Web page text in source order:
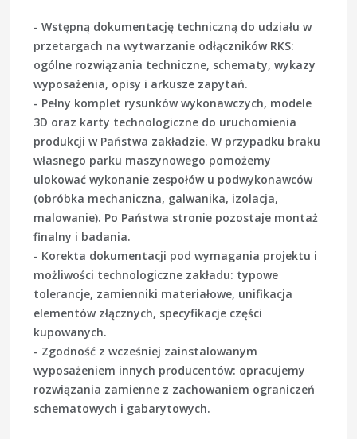
- Wstępną dokumentację techniczną do udziału w
przetargach na wytwarzanie odłączników RKS:
ogólne rozwiązania techniczne, schematy, wykazy
wyposażenia, opisy i arkusze zapytań.
- Pełny komplet rysunków wykonawczych, modele
3D oraz karty technologiczne do uruchomienia
produkcji w Państwa zakładzie. W przypadku braku
własnego parku maszynowego pomożemy
ulokować wykonanie zespołów u podwykonawców
(obróbka mechaniczna, galwanika, izolacja,
malowanie). Po Państwa stronie pozostaje montaż
finalny i badania.
- Korekta dokumentacji pod wymagania projektu i
możliwości technologiczne zakładu: typowe
tolerancje, zamienniki materiałowe, unifikacja
elementów złącznych, specyfikacje części
kupowanych.
- Zgodność z wcześniej zainstalowanym
wyposażeniem innych producentów: opracujemy
rozwiązania zamienne z zachowaniem ograniczeń
schematowych i gabarytowych.